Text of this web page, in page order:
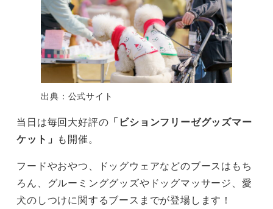
出典：公式サイト
当日は毎回大好評の 「ビションフリーゼグッズマー
ケット」 も開催。
フードやおやつ、ドッグウェアなどのブースはもち
ろん、グルーミンググッズやドッグマッサージ、愛
犬のしつけに関するブースまでが登場します！